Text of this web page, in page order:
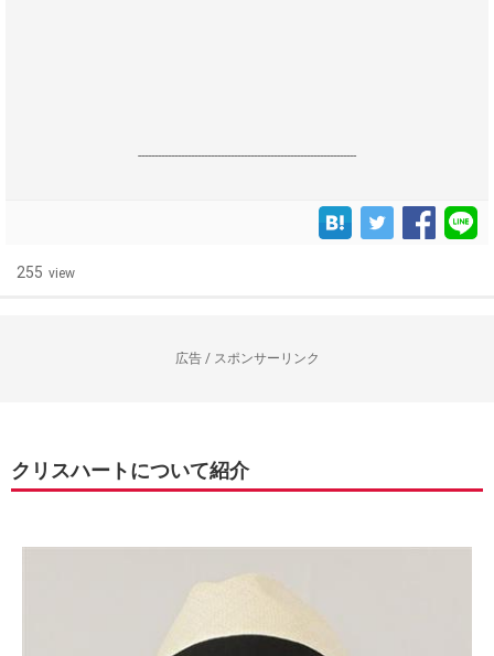
------------------------------------------------------------------
255 view
広告 / スポンサーリンク
クリスハートについて紹介